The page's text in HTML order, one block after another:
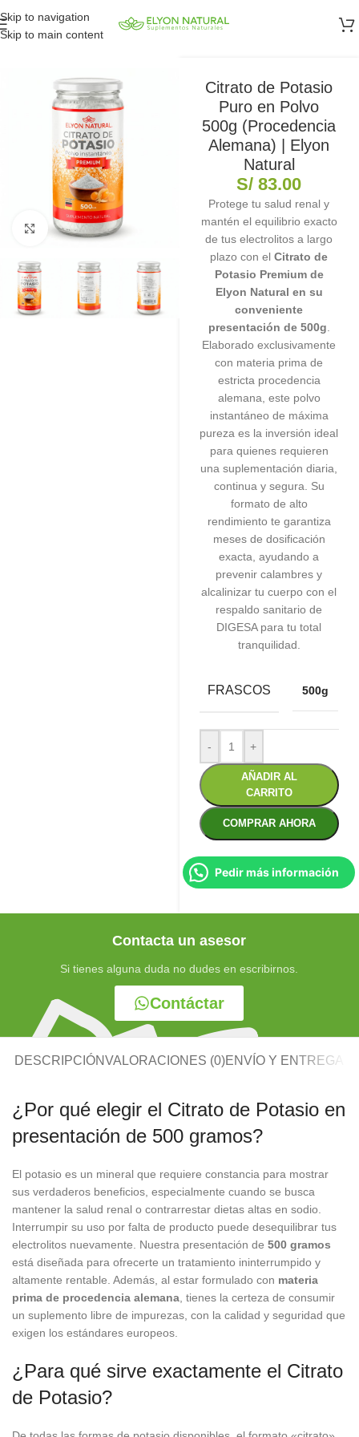
Skip to navigation
Skip to main content
Clic para ampliar
Citrato de Potasio
Puro en Polvo
500g (Procedencia
Alemana) | Elyon
Natural
S/ 83.00
Protege tu salud renal y
mantén el equilibrio exacto
de tus electrolitos a largo
plazo con elCitrato de
Potasio Premium de
Elyon Natural en su
conveniente
presentación de 500g
Elaborado exclusivamente
con materia prima de
estricta procedencia
alemana, este polvo
instantáneo de máxima
pureza es la inversión ideal
para quienes requieren
una suplementación diaria,
continua y segura. Su
formato de alto
rendimiento te garantiza
meses de dosificación
exacta, ayudando a
prevenir calambres y
alcalinizar tu cuerpo con el
respaldo sanitario de
DIGESA para tu total
tranquilidad.
FRASCOS 500g
- +
AÑADIR AL
CARRITO
COMPRAR AHORA
Pedir más información
Contáctar
Contacta un asesor
Si tienes alguna duda no dudes en escribirnos.
DESCRIPCIÓNVALORACIONES (0)ENVÍO Y ENTREGA
¿Por qué elegir el Citrato de Potasio en
presentación de 500 gramos?
El potasio es un mineral que requiere constancia para mostrar
sus verdaderos beneficios, especialmente cuando se busca
mantener la salud renal o contrarrestar dietas altas en sodio.
Interrumpir su uso por falta de producto puede desequilibrar tus
electrolitos nuevamente. Nuestra presentación de 500 gramos
está diseñada para ofrecerte un tratamiento ininterrumpido y
altamente rentable. Además, al estar formulado con materia
prima de procedencia alemana , tienes la certeza de consumir
un suplemento libre de impurezas, con la calidad y seguridad que
exigen los estándares europeos.
¿Para qué sirve exactamente el Citrato
de Potasio?